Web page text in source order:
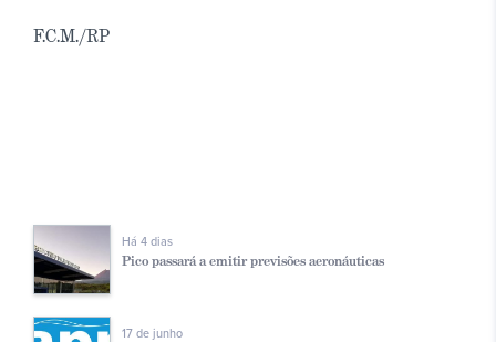
F.C.M./RP
Há 4 dias
Pico passará a emitir previsões aeronáuticas
17 de junho